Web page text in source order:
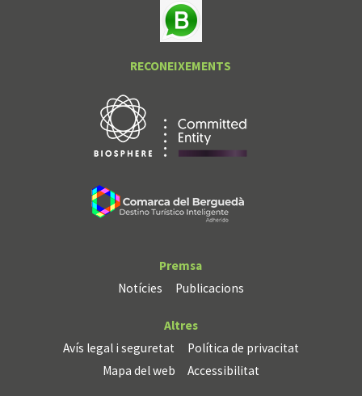
RECONEIXEMENTS
Premsa
Notícies
Publicacions
Altres
Avís legal i seguretat
Política de privacitat
Mapa del web
Accessibilitat